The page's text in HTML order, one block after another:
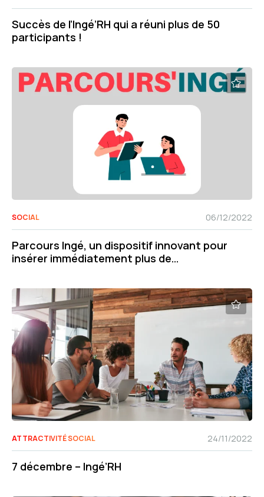
Succès de l’Ingé’RH qui a réuni plus de 50
participants !
SOCIAL 06/12/2022
Parcours Ingé, un dispositif innovant pour
insérer immédiatement plus de
ATTRACTIVITÉ SOCIAL 24/11/2022
7 décembre – Ingé’RH